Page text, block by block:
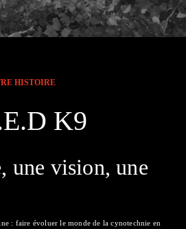
HISTOIRE
K9
une vision, une
: faire évoluer le monde de la cynotechnie en